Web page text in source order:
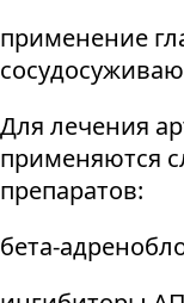
применение
Для лечения
применяются
препаратов:
бета-